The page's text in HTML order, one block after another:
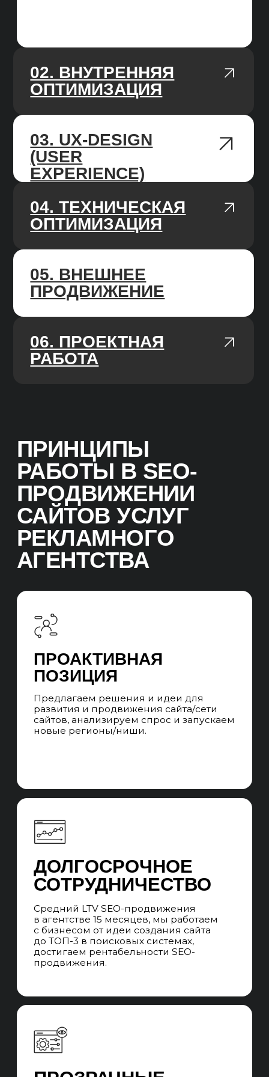
У нас чёткие и гибкие процессы,
мы работаем по недельным спринтам,
работы алгоритмов поисковых систем.
AGILE-ПОДХОД
В начале работы, изучаем нишу
и делаем прогноз, ставим цель на 3/6/12
месяцев, каждый месяц фиксируем
прогресс.
Система стандартизации качества
и квалификации SEO-специалистов и SEO-
менеджеров. Ротация без потери качества
на проектах, в случае отпусков, больничных
СТРУКТУРА UNIT
SEO
Структура отдела
Во время сотрудничества вы
который говорит с вами на языке бизнеса,
превращает цели в задачи, которые выполняет
выполнения. Забираем работу всех
подрядчиков, которые нужны для SEO-
продвижения.
ПРОЕКТНАЯ SEO-
КОМАНДА